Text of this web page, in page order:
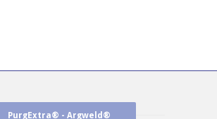
PurgExtra® - Argweld®